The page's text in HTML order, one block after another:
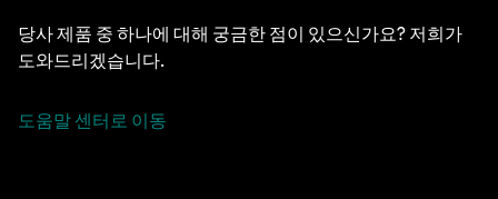
당사 제품 중 하나에 대해 궁금한 점이 있으신가요? 저희가
도와드리겠습니다.
도움말 센터로 이동